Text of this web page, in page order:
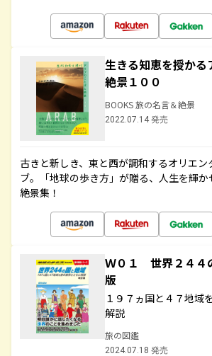
生きる知恵を授かる
絶景１００
BOOKS 旅の名言＆絶景
2022.07.14 発売
古きと新しき、東と西が調和するオリエン
ブ。「地球の歩き方」が贈る、人生を輝
絶景集！
Ｗ０１ 世界２４
版
１９７ヵ国と４７地域
解説
旅の図鑑
2024.07.18 発売